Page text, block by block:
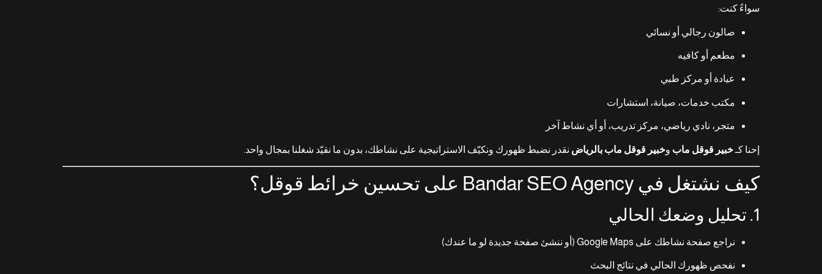
سواءً كنت:
صالون رجالي أو نسائي
مطعم أو كافيه
عيادة أو مركز طبي
مكتب خدمات، صيانة، استشارات
متجر، نادي رياضي، مركز تدريب، أو أي نشاط آخر
إحنا كـخبير قوقل ماب وخبير قوقل ماب بالرياض نقدر نضبط ظهورك ونكيّف الاستراتيجية على نشاطك، بدون ما نقيّد شغلنا بمجال واحد.
كيف نشتغل في Bandar SEO Agency على تحسين خرائط قوقل؟
1. تحليل وضعك الحالي
نراجع صفحة نشاطك على Google Maps (أو ننشئ صفحة جديدة لو ما عندك)
نفحص ظهورك الحالي في نتائج البحث